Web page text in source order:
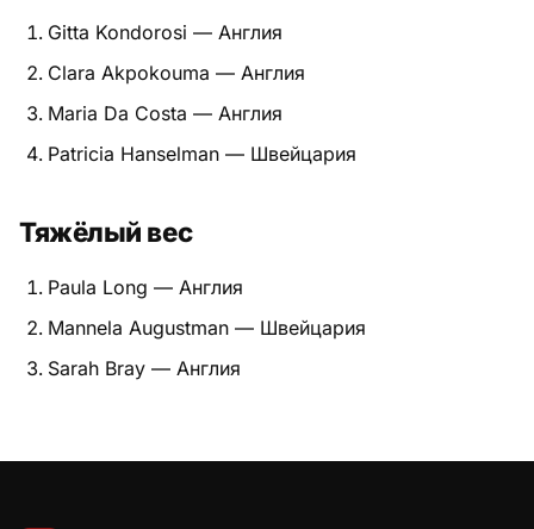
Мастера киокушинкай
Питание
Растяжка и ОФП
Терминология
Тренировочный процесс
Gitta Kondorosi — Англия
Clara Akpokouma — Англия
Maria Da Costa — Англия
Patricia Hanselman — Швейцария
Тяжёлый вес
Paula Long — Англия
Mannela Augustman — Швейцария
Sarah Bray — Англия